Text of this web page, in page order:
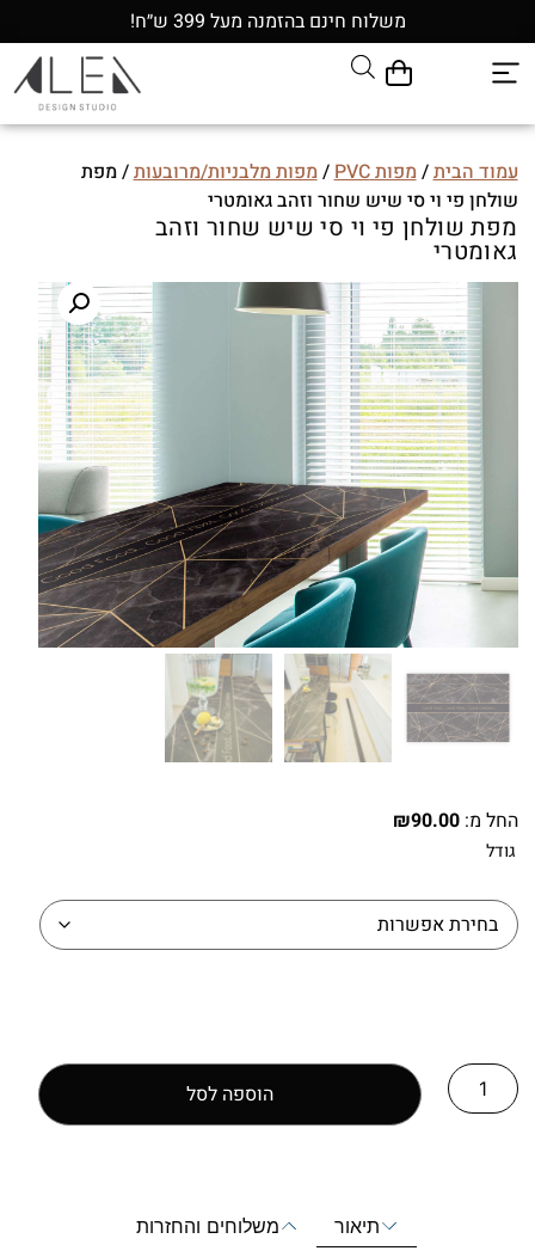
משלוח חינם בהזמנה מעל 399 ש״ח!
עמוד הבית/מפות PVC /מפות מלבניות/מרובעות/ מפת
שולחן פי וי סי שיש שחור וזהב גאומטרי
מפת שולחן פי וי סי שיש שחור וזהב
גאומטרי
החל מ: ₪90.00
גודל
הוספה לסל
תיאור משלוחים והחזרות